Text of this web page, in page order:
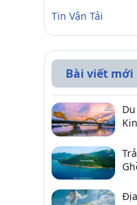
Tin Vận Tải
Bài viết
Vời